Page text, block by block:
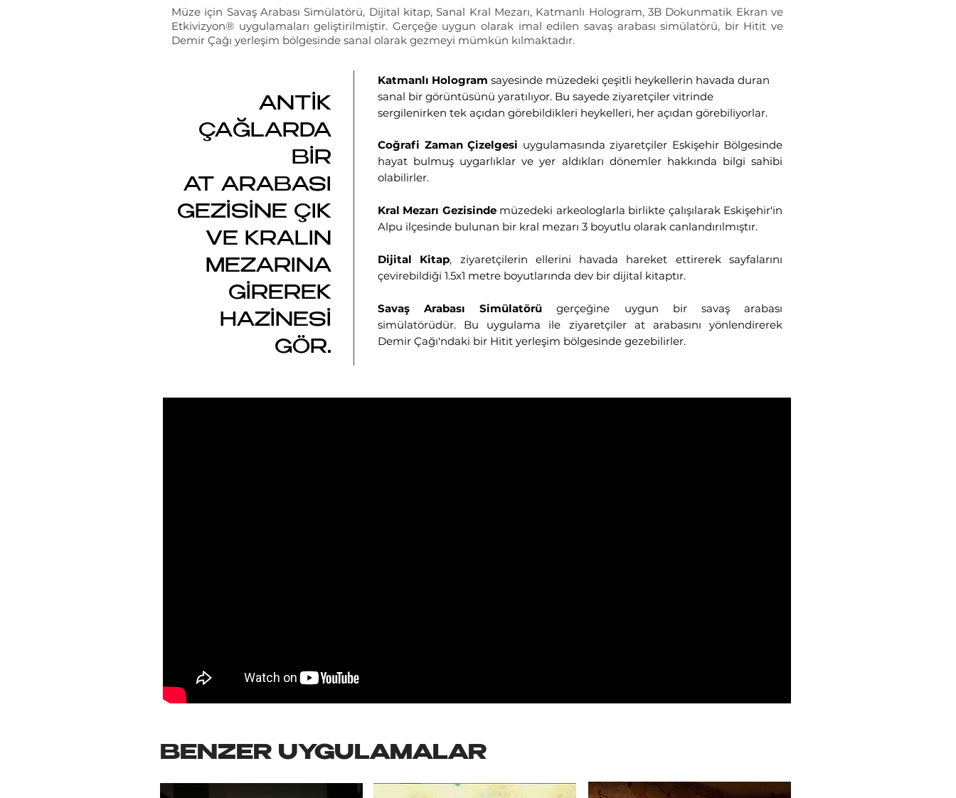
Müze için Savaş Arabası Simülatörü, Dijital kitap, Sanal Kral Mezarı, Katmanlı Hologram, 3B Dokunmatik Ekran ve
Etkivizyon® uygulamaları geliştirilmiştir. Gerçeğe uygun olarak imal edilen savaş arabası simülatörü, bir Hitit ve
Demir Çağı yerleşim bölgesinde sanal olarak gezmeyi mümkün kılmaktadır.
ANTİK
ÇAĞLARDA
BİR
AT ARABASI
GEZİSİNE ÇIK
VE KRALIN
MEZARINA
GİREREK
HAZİNESİ
GÖR.
Katmanlı Hologram sayesinde müzedeki çeşitli heykellerin havada duran
sanal bir görüntüsünü yaratılıyor. Bu sayede ziyaretçiler vitrinde
sergilenirken tek açıdan görebildikleri heykelleri, her açıdan görebiliyorlar.
Coğrafi Zaman Çizelgesi uygulamasında ziyaretçiler Eskişehir Bölgesinde
hayat bulmuş uygarlıklar ve yer aldıkları dönemler hakkında bilgi sahibi
olabilirler.
Kral Mezarı Gezisindemüzedeki arkeologlarla birlikte çalışılarak Eskişehir'in
Alpu ilçesinde bulunan bir kral mezarı 3 boyutlu olarak canlandırılmıştır.
Dijital Kitap, ziyaretçilerin ellerini havada hareket ettirerek sayfalarını
çevirebildiği 1.5x1 metre boyutlarında dev bir dijital kitaptır.
Savaş Arabası Simülatörügerçeğine uygun bir savaş arabası
simülatörüdür. Bu uygulama ile ziyaretçiler at arabasını yönlendirerek
Demir Çağı'ndaki bir Hitit yerleşim bölgesinde gezebilirler.
BENZER UYGULAMALAR